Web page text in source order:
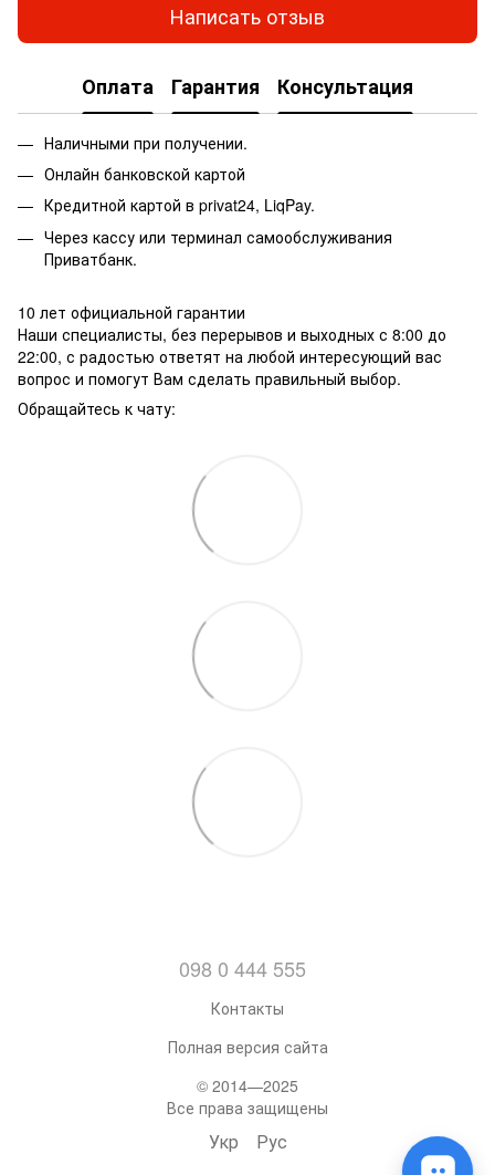
Написать отзыв
Оплата Гарантия Консультация
Наличными при получении.
Онлайн банковской картой
Кредитной картой в privat24, LiqPay.
Через кассу или терминал самообслуживания
Приватбанк.
10 лет официальной гарантии
Наши специалисты, без перерывов и выходных с 8:00 до
22:00, с радостью ответят на любой интересующий вас
вопрос и помогут Вам сделать правильный выбор.
Обращайтесь к чату:
098 0 444 555
Контакты
Полная версия сайта
© 2014—2025
Все права защищены
Укр Рус